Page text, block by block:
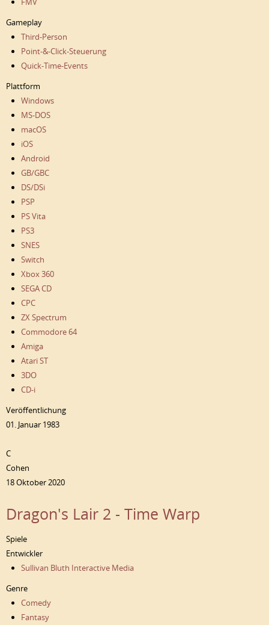
Gameplay
Third-Person
Point-&-Click-Steuerung
Quick-Time-Events
Plattform
Windows
MS-DOS
macOS
iOS
Android
GB/GBC
DS/DSi
PSP
PS Vita
PS3
SNES
Switch
Xbox 360
SEGA CD
CPC
ZX Spectrum
Commodore 64
Amiga
Atari ST
3DO
CD-i
Veröffentlichung
01. Januar 1983
C
Cohen
18 Oktober 2020
Dragon's Lair 2 - Time Warp
Spiele
Entwickler
Sullivan Bluth Interactive Media
Genre
Comedy
Fantasy